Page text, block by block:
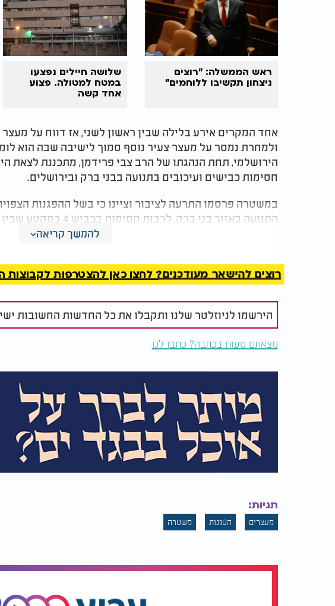
ראש הממשלה: "רוצים
ניצחון תקשיבו ללוחמים"
שלושה חיילים נפצעו
במטח למטולה. פצוע
אחד קשה
אחד המקרים אירע בלילה שבין ראשון לשני, אז דווח על
ולמחרת נמסר על מעצר צעיר נוסף סמוך לישיבה שבה הוא
הירושלמי, תחת הנהגתו של הרב צבי פרידמן, מתכננת לצאת
חסימות כבישים ועיכובים בתנועה בבני ברק ובירושלים.
במשטרה פרסמו התרעה לציבור וציינו כי בשל ההפגנות
התנועה באזור בני ברק,
המושבות בשני הכיוונים, וכן עומסים אפשריים על ציר
להמשך קריאה
רוצים להישאר מעודכנים? לחצו כאן להצטרפות לקבוצות
הירשמו לניוזלטר שלנו ותקבלו את כל החדשות החשובות
מצאתם טעות בכתבה? כתבו לנו
תגיות:
מעצרים הפגנות משטרה